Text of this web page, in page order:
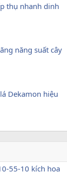
thụ nhanh dinh
năng suất cây
Dekamon hiệu
55-10 kích hoa